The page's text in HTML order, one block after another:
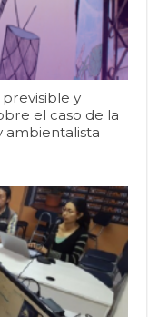
previsible y
el caso de la
ambientalista